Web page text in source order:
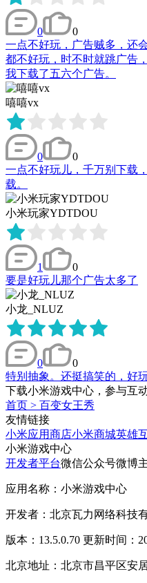
0
0
一点不好玩，广告贼多，还
都不好玩，时不时就跳广告
我下载了五六个广告。
嘻嘻vx
0
0
一点不好玩儿，千万别下载
载。
小米玩家YDTDOU
1
0
要是好玩儿那个广告太多了
小龙_NLUZ
0
0
特别抽象。还挺搞笑的，好玩
下载小米游戏中心，参与互动
首页 > 百变女王秀
友情链接
小米应用商店小米商城英雄
小米游戏中心
开发者平台微信公众号微博
应用名称：小米游戏中心
开发者：北京瓦力网络科技
版本：13.5.0.70 更新时间：
北京地址：北京市昌平区安